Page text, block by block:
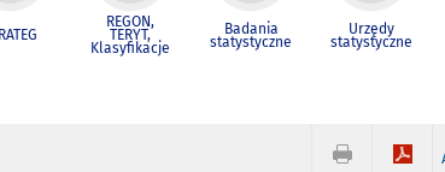
REGON,
TERYT,
Klasyfikacje
Badania
statystyczne
Urzędy
statystyczne